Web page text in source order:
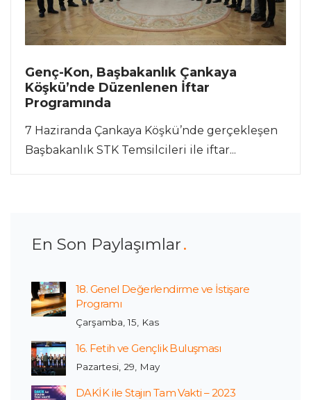
Genç-Kon, Başbakanlık Çankaya
Köşkü’nde Düzenlenen İftar
Programında
7 Haziranda Çankaya Köşkü’nde gerçekleşen
Başbakanlık STK Temsilcileri ile iftar...
En Son Paylaşımlar
18. Genel Değerlendirme ve İstişare
Programı
Çarşamba, 15, Kas
16. Fetih ve Gençlik Buluşması
Pazartesi, 29, May
DAKİK ile Stajın Tam Vakti – 2023